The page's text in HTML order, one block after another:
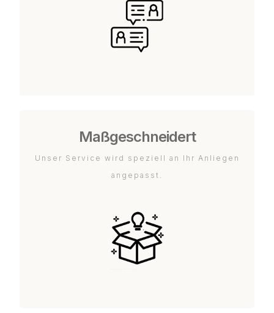
Maßgeschneidert
Unser Service wird speziell an Ihr Anliegen
angepasst.